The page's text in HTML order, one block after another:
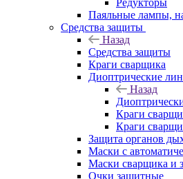
Редукторы
Паяльные лампы,
Средства защиты
Назад
Средства защиты
Краги сварщика
Диоптрические
Назад
Краги
Краги
Защита органов
Маски с
Маски сварщика и
Очки защитные